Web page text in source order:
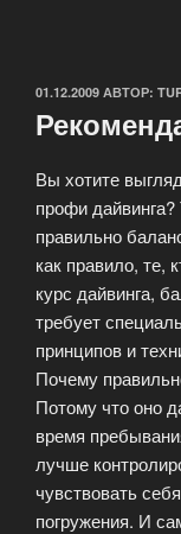
ОПУБЛИКОВАНО
01.12.2009 АВТОР:
Вы хотите
профи
правильно
как правило, те,
курс дайвинга,
требует
принципов и
Почему
Потому что оно
время
лучше
чувствовать
погружения. И